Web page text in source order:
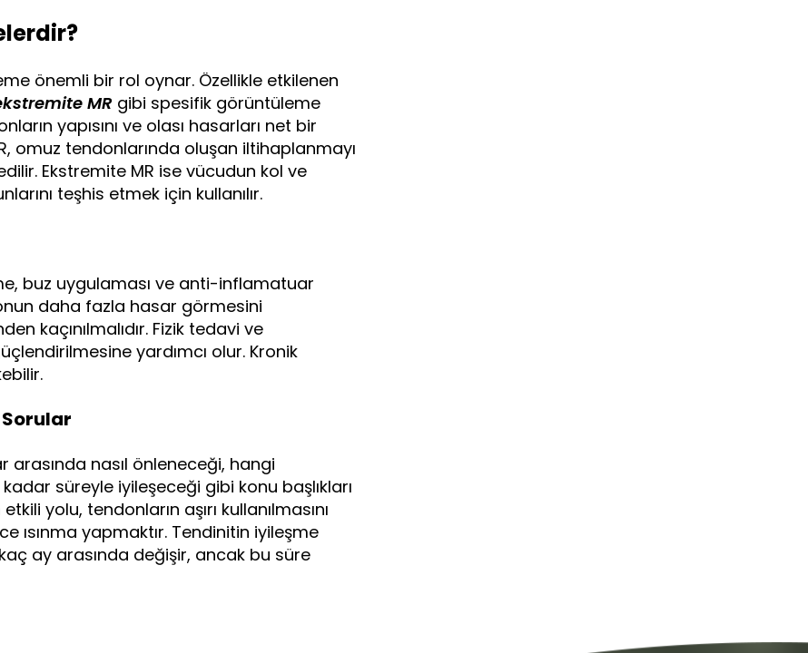
önemli bir rol oynar. Özellikle etkilenen
MR gibi spesifik görüntüleme
yapısını ve olası hasarları net bir
omuz tendonlarında oluşan iltihaplanmayı
Ekstremite MR ise vücudun kol ve
teşhis etmek için kullanılır.
buz uygulaması ve anti-inflamatuar
daha fazla hasar görmesini
kaçınılmalıdır. Fizik tedavi ve
yardımcı olur. Kronik
arasında nasıl önleneceği, hangi
süreyle iyileşeceği gibi konu başlıkları
yolu, tendonların aşırı kullanılmasını
ısınma yapmaktır. Tendinitin iyileşme
ay arasında değişir, ancak bu süre